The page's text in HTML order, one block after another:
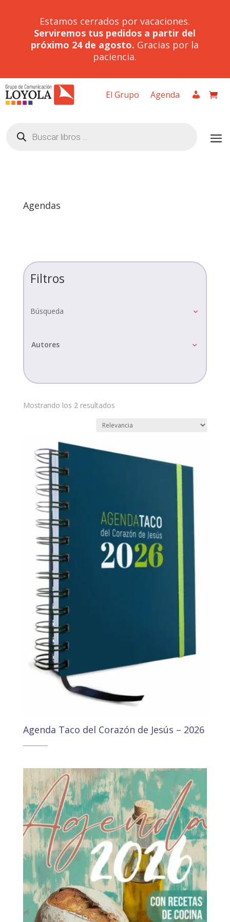
Estamos cerrados por vacaciones.
Serviremos tus pedidos a partir del
próximo 24 de agosto. Gracias por la
paciencia.
El Grupo Agenda
productos
Agendas
Filtros
Búsqueda
Autores
Mostrando los 2 resultados
Agenda Taco del Corazón de Jesús – 2026
17,65€